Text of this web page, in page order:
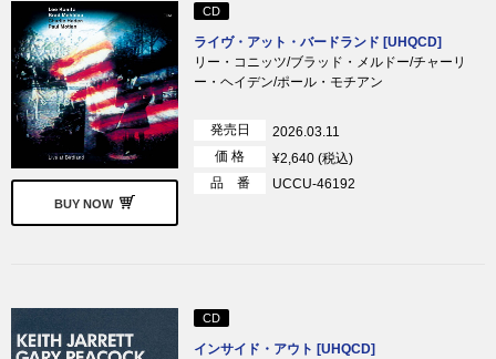
BUY NOW
CD
ライヴ・アット・バードランド [UHQCD]
リー・コニッツ/ブラッド・メルドー/チャーリ
ー・ヘイデン/ポール・モチアン
発売日
2026.03.11
価 格
¥2,640 (税込)
品 番
UCCU-46192
CD
インサイド・アウト [UHQCD]